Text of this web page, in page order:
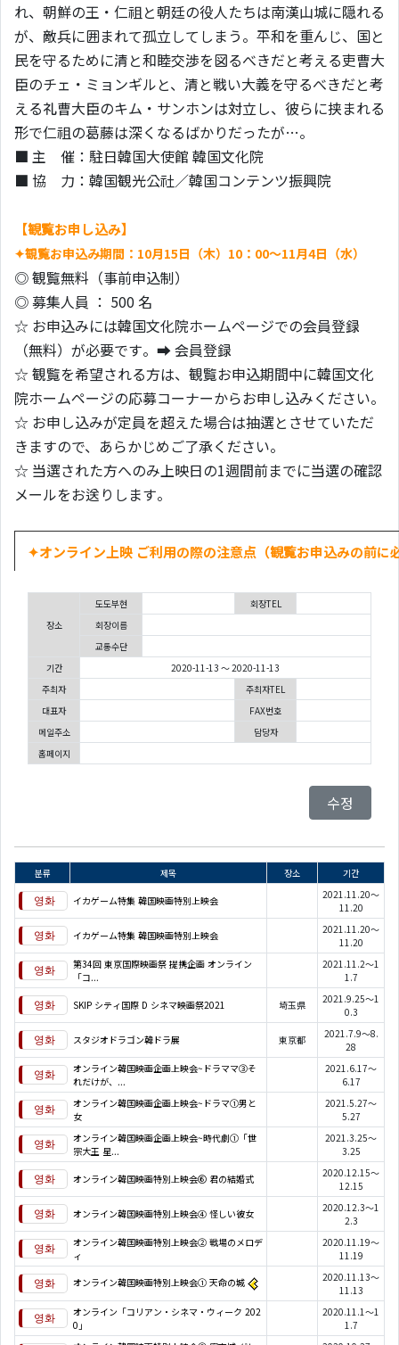
れ、朝鮮の王・仁祖と朝廷の役人たちは南漢山城に隠れる
が、敵兵に囲まれて孤立してしまう。平和を重んじ、国と
民を守るために清と和睦交渉を図るべきだと考える吏曹大
臣のチェ・ミョンギルと、清と戦い大義を守るべきだと考
える礼曹大臣のキム・サンホンは対立し、彼らに挟まれる
形で仁祖の葛藤は深くなるばかりだったが…。
■ 主 催：駐日韓国大使館 韓国文化院
■ 協 力：韓国観光公社／韓国コンテンツ振興院
【観覧お申し込み】
✦観覧お申込み期間：10月15日（木）10：00～11月4日（水）
◎ 観覧無料（事前申込制）
◎ 募集人員 ： 500 名
☆ お申込みには韓国文化院ホームページでの会員登録
（無料）が必要です。➡ 会員登録
☆ 観覧を希望される方は、観覧お申込期間中に韓国文化
院ホームページの応募コーナーからお申し込みください。
☆ お申し込みが定員を超えた場合は抽選とさせていただ
きますので、あらかじめご了承ください。
☆ 当選された方へのみ上映日の1週間前までに当選の確認
メールをお送りします。
✦オンライン上映 ご利用の際の注意点（観覧お申込みの前に
장소
도도부현
회장TEL
회장이름
교통수단
기간
2020-11-13 ～ 2020-11-13
주최자
주최자TEL
대표자
FAX번호
메일주소
담당자
홈페이지
수정
분류 제목 장소 기간
イカゲーム特集 韓国映画特別上映会
2021.11.20～
11.20
イカゲーム特集 韓国映画特別上映会
2021.11.20～
11.20
第34回 東京国際映画祭 提携企画 オンライン
「コ...
2021.11.2～1
1.7
SKIP シティ国際 D シネマ映画祭2021 埼玉県
2021.9.25～1
0.3
スタジオドラゴン韓ドラ展 東京都
2021.7.9～8.
28
オンライン韓国映画企画上映会~ドラママ③そ
れだけが、...
2021.6.17～
6.17
オンライン韓国映画企画上映会~ドラマ①男と
女
2021.5.27～
5.27
オンライン韓国映画企画上映会~時代劇①「世
宗大王 星...
2021.3.25～
3.25
オンライン韓国映画特別上映会⑥ 君の結婚式
2020.12.15～
12.15
オンライン韓国映画特別上映会④ 怪しい彼女
2020.12.3～1
2.3
オンライン韓国映画特別上映会② 戦場のメロデ
ィ
2020.11.19～
11.19
オンライン韓国映画特別上映会① 天命の城
2020.11.13～
11.13
オンライン「コリアン・シネマ・ウィーク 202
0」
2020.11.1～1
1.7